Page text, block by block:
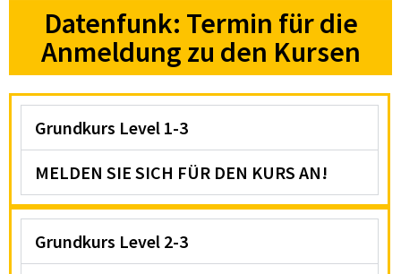
Datenfunk: Termin für die
Anmeldung zu den Kursen
Grundkurs Level 1-3
MELDEN SIE SICH FÜR DEN KURS AN!
Grundkurs Level 2-3